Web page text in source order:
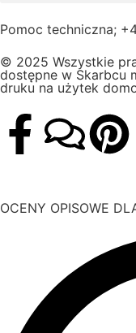
Pomoc techniczna;
© 2025 Wszystkie
dostępne w Skarbcu
druku na użytek
OCENY OPISOWE